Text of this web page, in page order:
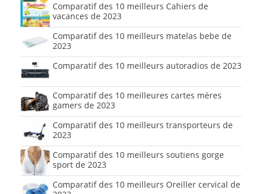
Comparatif des 10 meilleurs Cahiers de
vacances de 2023
Comparatif des 10 meilleurs matelas bebe de
2023
Comparatif des 10 meilleurs autoradios de 2023
Comparatif des 10 meilleures cartes mères
gamers de 2023
Comparatif des 10 meilleurs transporteurs de
2023
Comparatif des 10 meilleurs soutiens gorge
sport de 2023
Comparatif des 10 meilleurs Oreiller cervical de